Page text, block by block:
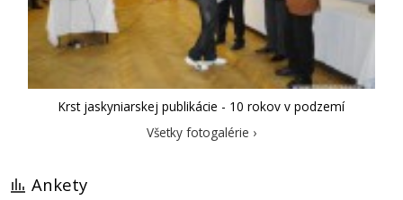
Krst jaskyniarskej publikácie - 10 rokov v podzemí
Všetky fotogalérie ›
Ankety